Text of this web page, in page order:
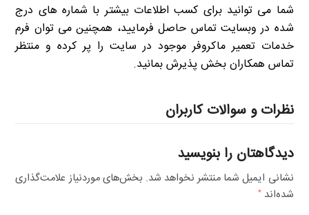
شما می توانید برای کسب اطلاعات بیشتر با شماره های درج
شده در وبسایت تماس حاصل فرمایید، همچنین می توان فرم
خدمات تعمیر ماکروفر موجود در سایت را پر کرده و منتظر
تماس همکاران بخش پذیرش بمانید.
نظرات و سوالات کاربران
دیدگاهتان را بنویسید
نشانی ایمیل شما منتشر نخواهد شد. بخش‌های موردنیاز علامت‌گذاری
شده‌اند*